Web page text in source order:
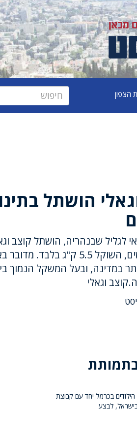
הצפון
עשרה חודשים, השוקל 5.5 ק"ג
במדינה, ובעל המשקל הנמוך
וגאלי
בכרמל יחד עם קבוצת
לבצע